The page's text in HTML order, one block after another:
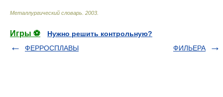
Металлургический словарь 2003
Игры ⚽
Нужно решить контрольную?
ФЕРРОСПЛАВЫ
ФИЛЬЕРА